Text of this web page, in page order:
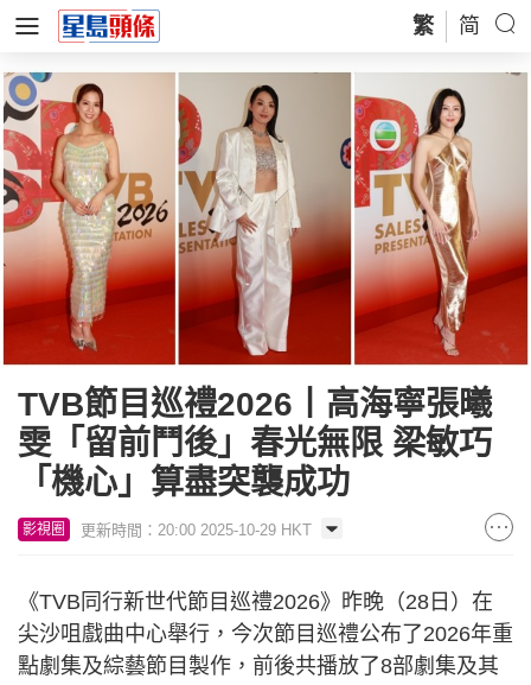
繁 简
TVB節目巡禮2026丨高海寧張曦
雯「留前鬥後」春光無限 梁敏巧
「機心」算盡突襲成功
影視圈 更新時間：20:00 2025-10-29 HKT
《TVB同行新世代節目巡禮2026》昨晚（28日）在
尖沙咀戲曲中心舉行，今次節目巡禮公布了2026年重
點劇集及綜藝節目製作，前後共播放了8部劇集及其